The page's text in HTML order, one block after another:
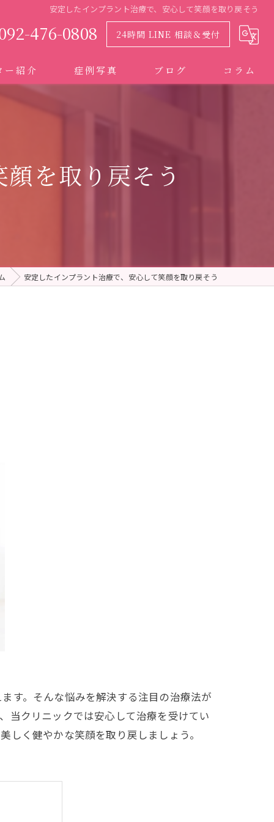
安定したインプラント治療で、安心して笑顔を取り戻そう
476-0808 24時間 LINE 相談＆受付
ー紹介 症例写真 ブログ コラム
を取り戻そう
安定したインプラント治療で、安心して笑顔を取り戻そう
す。そんな悩みを解決する注目の治療法が
当クリニックでは安心して治療を受けてい
く健やかな笑顔を取り戻しましょう。